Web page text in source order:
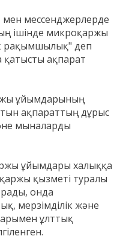
мен мессенджерлерде
ішінде микроқаржы
рақымшылық" деп
қатысты ақпарат
ұйымдарының
ақпараттың дұрыс
мыналарды
ұйымдары халыққа
қызметі туралы
онда
мерзімділік және
ұлттық